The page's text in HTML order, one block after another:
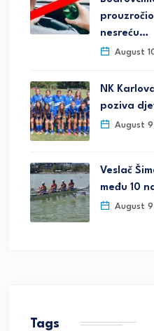
nesreću…
August
NK
poziva
August
Veslač
među 10
August
Tags